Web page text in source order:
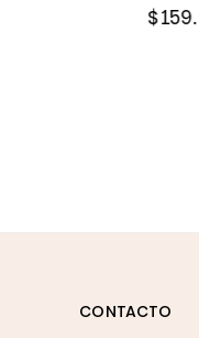
Precio
CONTACTO